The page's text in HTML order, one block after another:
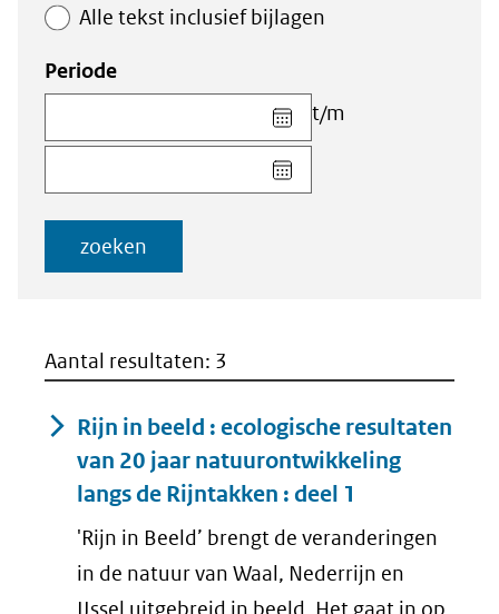
Alle tekst inclusief bijlagen
Periode
Kies
datum
voor
veld
t/m
Kies
datum
zoeken
Aantal resultaten: 3
Rijn in beeld : ecologische resultaten
van 20 jaar natuurontwikkeling
langs de Rijntakken : deel 1
'Rijn in Beeld’ brengt de veranderingen
in de natuur van Waal, Nederrijn en